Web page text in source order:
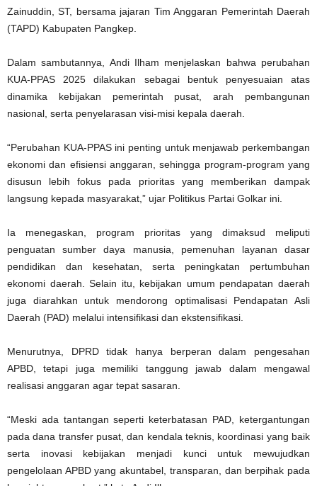
Zainuddin, ST, bersama jajaran Tim Anggaran Pemerintah Daerah
(TAPD) Kabupaten Pangkep.
Dalam sambutannya, Andi Ilham menjelaskan bahwa perubahan
KUA-PPAS 2025 dilakukan sebagai bentuk penyesuaian atas
dinamika kebijakan pemerintah pusat, arah pembangunan
nasional, serta penyelarasan visi-misi kepala daerah.
“Perubahan KUA-PPAS ini penting untuk menjawab perkembangan
ekonomi dan efisiensi anggaran, sehingga program-program yang
disusun lebih fokus pada prioritas yang memberikan dampak
langsung kepada masyarakat,” ujar Politikus Partai Golkar ini.
Ia menegaskan, program prioritas yang dimaksud meliputi
penguatan sumber daya manusia, pemenuhan layanan dasar
pendidikan dan kesehatan, serta peningkatan pertumbuhan
ekonomi daerah. Selain itu, kebijakan umum pendapatan daerah
juga diarahkan untuk mendorong optimalisasi Pendapatan Asli
Daerah (PAD) melalui intensifikasi dan ekstensifikasi.
Menurutnya, DPRD tidak hanya berperan dalam pengesahan
APBD, tetapi juga memiliki tanggung jawab dalam mengawal
realisasi anggaran agar tepat sasaran.
“Meski ada tantangan seperti keterbatasan PAD, ketergantungan
pada dana transfer pusat, dan kendala teknis, koordinasi yang baik
serta inovasi kebijakan menjadi kunci untuk mewujudkan
pengelolaan APBD yang akuntabel, transparan, dan berpihak pada